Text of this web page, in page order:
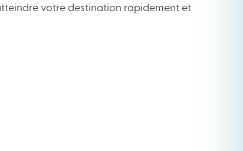
votre destination rapidement et